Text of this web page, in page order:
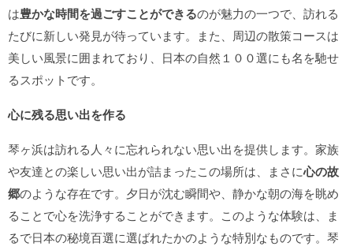
は豊かな時間を過ごすことができるのが魅力の一つで、訪れる
たびに新しい発見が待っています。また、周辺の散策コースは
美しい風景に囲まれており、日本の自然１００選にも名を馳せ
るスポットです。
心に残る思い出を作る
琴ヶ浜は訪れる人々に忘れられない思い出を提供します。家族
や友達との楽しい思い出が詰まったこの場所は、まさに心の故
郷のような存在です。夕日が沈む瞬間や、静かな朝の海を眺め
ることで心を洗浄することができます。このような体験は、ま
るで日本の秘境百選に選ばれたかのような特別なものです。琴